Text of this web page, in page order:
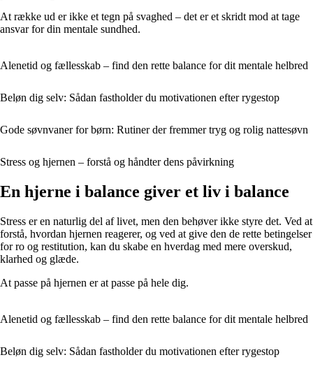
At række ud er ikke et tegn på svaghed – det er et skridt mod at tage
ansvar for din mentale sundhed.
Alenetid og fællesskab – find den rette balance for dit mentale helbred
Beløn dig selv: Sådan fastholder du motivationen efter rygestop
Gode søvnvaner for børn: Rutiner der fremmer tryg og rolig nattesøvn
Stress og hjernen – forstå og håndter dens påvirkning
En hjerne i balance giver et liv i balance
Stress er en naturlig del af livet, men den behøver ikke styre det. Ved at
forstå, hvordan hjernen reagerer, og ved at give den de rette betingelser
for ro og restitution, kan du skabe en hverdag med mere overskud,
klarhed og glæde.
At passe på hjernen er at passe på hele dig.
Alenetid og fællesskab – find den rette balance for dit mentale helbred
Beløn dig selv: Sådan fastholder du motivationen efter rygestop